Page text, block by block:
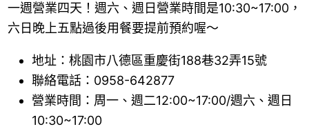
一週營業四天！週六、週日營業時間是10:30~17:00，
六日晚上五點過後用餐要提前預約喔～
地址：桃園市八德區重慶街188巷32弄15號
聯絡電話：0958-642877
營業時間：周一、週二12:00~17:00/週六、週日
10:30~17:00